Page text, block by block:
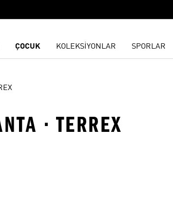
ÇOCUK KOLEKSİYONLAR SPORLAR
· TERREX